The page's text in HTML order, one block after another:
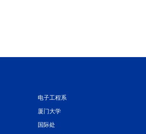
电子工程系
厦门大学
国际处